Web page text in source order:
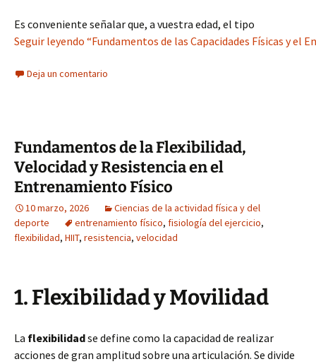
Es conveniente señalar que, a vuestra edad, el tipo
Seguir leyendo “Fundamentos de las Capacidades Físicas y el
Deja un comentario
Fundamentos de la Flexibilidad,
Velocidad y Resistencia en el
Entrenamiento Físico
10 marzo, 2026
Ciencias de la actividad física y del
deporte
entrenamiento físico, fisiología del ejercicio,
flexibilidad, HIIT, resistencia, velocidad
1. Flexibilidad y Movilidad
La flexibilidadse define como la capacidad de realizar
acciones de gran amplitud sobre una articulación. Se divide